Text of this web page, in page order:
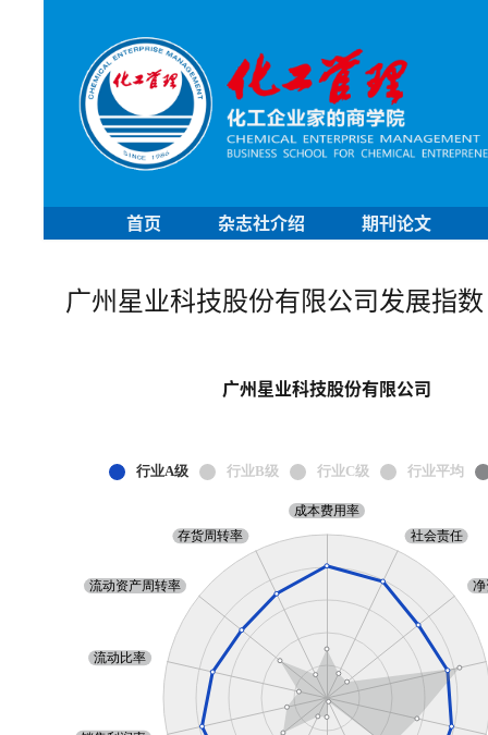
首页 杂志社介绍 期刊论文
广州星业科技股份有限公司发展指数
广州星业科技股份有限公司